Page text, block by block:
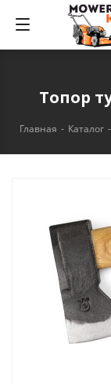
Топор
Главная - Каталог -